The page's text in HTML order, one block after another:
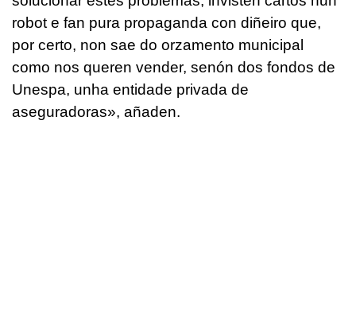
robot e fan pura propaganda con diñeiro que,
por certo, non sae do orzamento municipal
como nos queren vender, senón dos fondos de
Unespa, unha entidade privada de
aseguradoras», añaden.